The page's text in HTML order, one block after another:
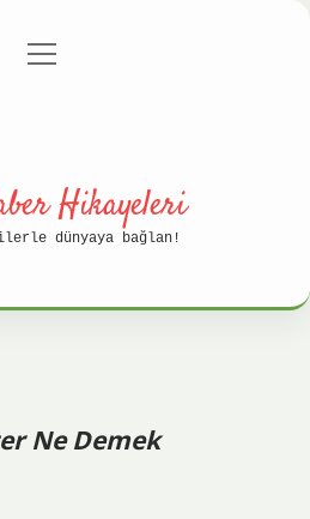
Gizlilik Politikası
menüyü
Hikayeleri
dünyaya bağlan!
Ne Demek